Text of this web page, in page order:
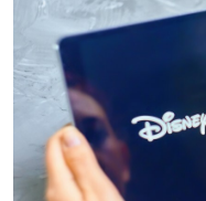
商業
科技
影片
名家榜